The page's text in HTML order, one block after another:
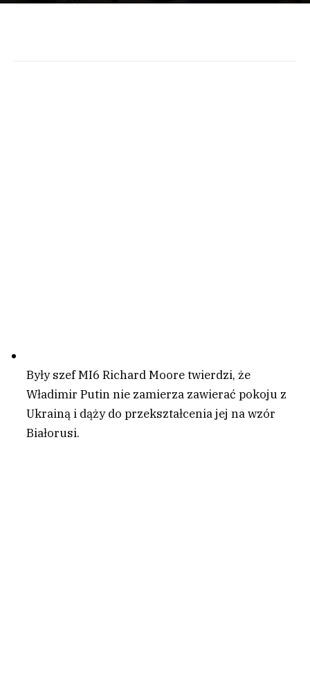
Były szef MI6 Richard Moore twierdzi, że
Władimir Putin nie zamierza zawierać pokoju z
Ukrainą i dąży do przekształcenia jej na wzór
Białorusi.